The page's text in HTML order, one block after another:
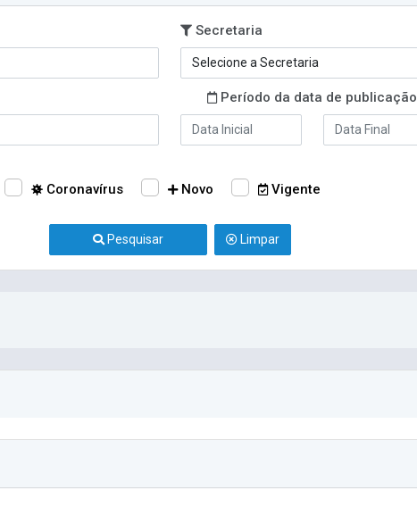
Secretaria
Período da data de publicação
Coronavírus Novo Vigente
Pesquisar Limpar